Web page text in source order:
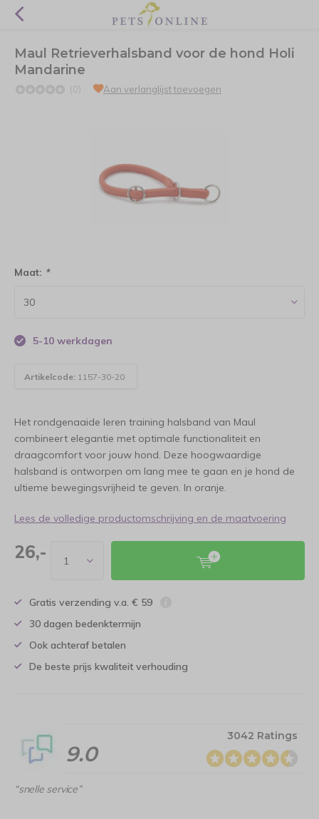
Maul Retrieverhalsband voor de hond Holi
Mandarine
(0) Aan verlanglijst toevoegen
Maat: *
5-10 werkdagen
Artikelcode: 1157-30-20
Het rondgenaaide leren training halsband van Maul
combineert elegantie met optimale functionaliteit en
draagcomfort voor jouw hond. Deze hoogwaardige
halsband is ontworpen om lang mee te gaan en je hond de
ultieme bewegingsvrijheid te geven. In oranje.
Lees de volledige productomschrijving en de maatvoering
26,-
Gratis verzending v.a. € 59
30 dagen bedenktermijn
Ook achteraf betalen
De beste prijs kwaliteit verhouding
9.0
3042 Ratings
“snelle service”